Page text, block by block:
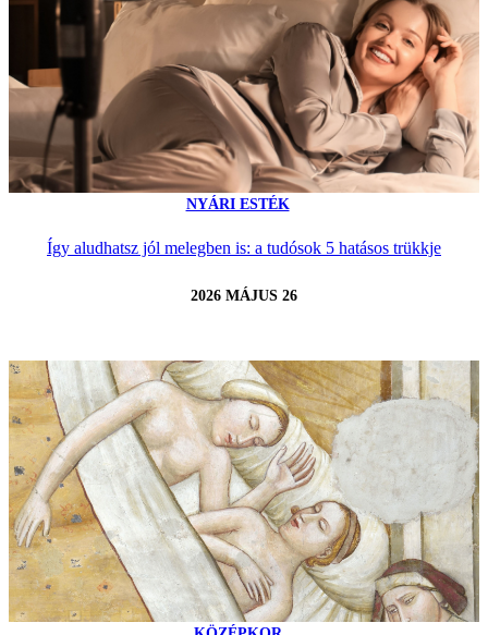
NYÁRI ESTÉK
Így aludhatsz jól melegben is: a tudósok 5 hatásos trükkje
2026 MÁJUS 26